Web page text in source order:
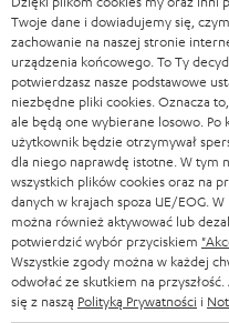
t
e
r
a
SMART HOME
BLUETOOTH
SŁUCHAWKI
SŁUCHAWKI BLUETOOTH
WIEŻE HI-FI
GŁOŚNIKI
B2B
BLOG
NEWSLETTER
SKLEPY
KORZYŚCI
TEUFEL STORY
AUSTRIA
SZWAJCARIA
HOLANDIA
BELGIA
FRANCJA
Twoje dane i dowiadujemy się,
zachowanie na naszej stronie
urządzenia końcowego. To Ty
potwierdzasz nasze podstawowe
niezbędne pliki cookies. Oznacza
ale będą one wybierane losowo. Po
użytkownik będzie otrzymywał
dla niego naprawdę istotne. W tym
wszystkich plików cookies oraz na
danych w krajach spoza UE/EOG.
można również aktywować lub
potwierdzić wybór przyciskiem
Wszystkie zgody można w każdej
odwołać ze skutkiem na
się z naszą Polityką Prywatności i